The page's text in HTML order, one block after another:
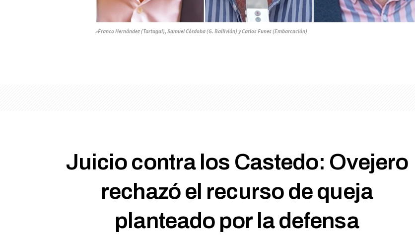
»Franco Hernández (Tartagal), Samuel Córdoba (G. Ballivián) y Carlos Funes (Embarcación)
Juicio contra los Castedo: Ovejero
rechazó el recurso de queja
planteado por la defensa